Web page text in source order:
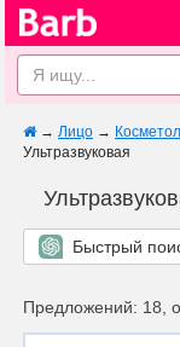
→ Лицо →
Ультразвуковая
Быстрый
Предложений: 18,